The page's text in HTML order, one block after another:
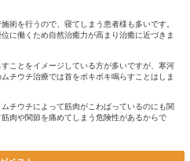
整骨院でも可能
ことを知っている人が少ないのが